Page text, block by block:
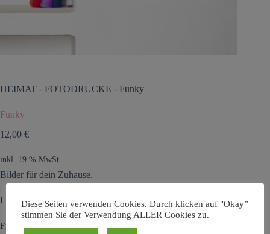
HEIMAT - FOTODRUCKE - Funky
Funky
12,00 €
inkl. 19 % MwSt.
Bilder für dein Zuhause.
Lieferzeit: max. 3-5 Tage
Frau Plonka steht für:
Diese Seiten verwenden Cookies. Durch klicken auf "Okay”
stimmen Sie der Verwendung ALLER Cookies zu.